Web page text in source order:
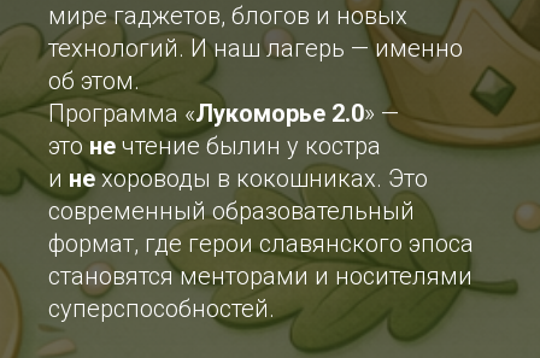
мире гаджетов, блогов и новых
технологий. И наш лагерь — именно
об этом.
Программа «Лукоморье 2.0» —
это не чтение былин у костра
и нехороводы в кокошниках. Это
современный образовательный
формат, где герои славянского эпоса
становятся менторами и носителями
суперспособностей.